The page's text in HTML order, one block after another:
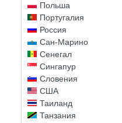
Польша
Португалия
Россия
Сан-Марино
Сенегал
Сингапур
Словения
США
Таиланд
Танзания